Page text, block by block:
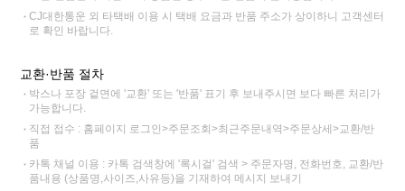
CJ대한통운 외 타택배 이용 시 택배 요금과 반품 주소가 상이하니 고객센터
로 확인 바랍니다.
교환·반품 절차
박스나 포장 겉면에 '교환' 또는 '반품' 표기 후 보내주시면 보다 빠른 처리가
가능합니다.
직접 접수 : 홈페이지 로그인>주문조회>최근주문내역>주문상세>교환/반
품
카톡 채널 이용 : 카톡 검색창에 '록시걸' 검색 > 주문자명, 전화번호, 교환/반
품내용 (상품명,사이즈,사유등)을 기재하여 메시지 보내기